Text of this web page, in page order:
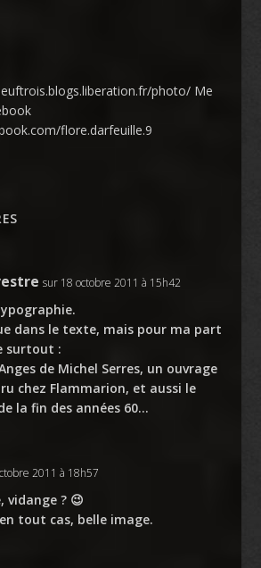
photo/ Me
flore.darfeuille.9
sur 18 octobre 2011 à 15h42
dans le texte, mais pour ma part
surtout :
de Michel Serres, un ouvrage
chez Flammarion, et aussi le
la fin des années 60…
2011 à 18h57
vidange ? 😉
en tout cas, belle image.